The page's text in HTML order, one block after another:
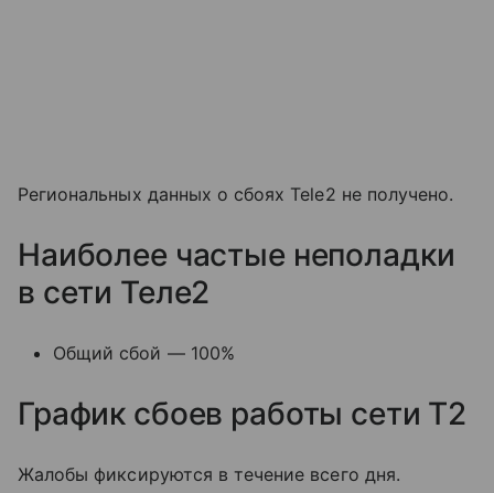
Региональных данных о сбоях Tele2 не получено.
Наиболее частые неполадки
в сети Теле2
Общий сбой — 100%
График сбоев работы сети T2
Жалобы фиксируются в течение всего дня.